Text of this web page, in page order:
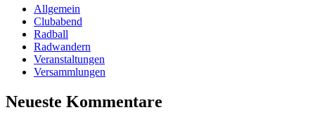
Allgemein
Clubabend
Radball
Radwandern
Veranstaltungen
Versammlungen
Neueste Kommentare